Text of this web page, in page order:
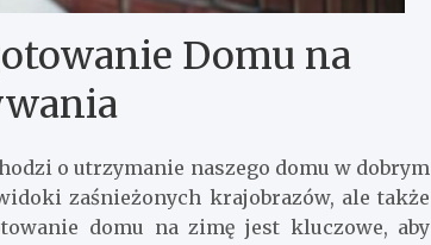
Domu na
o utrzymanie naszego domu w dobrym
zaśnieżonych krajobrazów, ale także
domu na zimę jest kluczowe, aby